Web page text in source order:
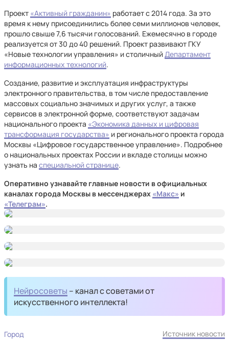
Проект «Активный гражданин» работает с 2014 года. За это
время к нему присоединились более семи миллионов человек,
прошло свыше 7,6 тысячи голосований. Ежемесячно в городе
реализуется от 30 до 40 решений. Проект развивают ГКУ
«Новые технологии управления» и столичныйДепартамент
информационных технологий.
Создание, развитие и эксплуатация инфраструктуры
электронного правительства, в том числе предоставление
массовых социально значимых и других услуг, а также
сервисов в электронной форме, соответствуют задачам
национального проекта «Экономика данных и цифровая
трансформация государства» и регионального проекта города
Москвы «Цифровое государственное управление». Подробнее
о национальных проектах России и вкладе столицы можно
узнать на специальной странице.
Оперативно узнавайте главные новости в официальных
каналах города Москвы в мессенджерах «Макс» и
«Телеграм».
Нейросоветы – канал с советами от
искусственного интеллекта!
Город Источник новости